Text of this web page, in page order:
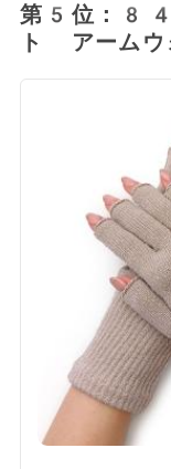
第5位：
ト アームウ